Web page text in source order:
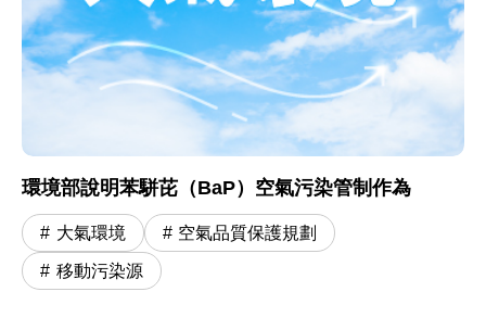
環境部說明苯駢芘（BaP）空氣污染管制作為
大氣環境 空氣品質保護規劃
移動污染源